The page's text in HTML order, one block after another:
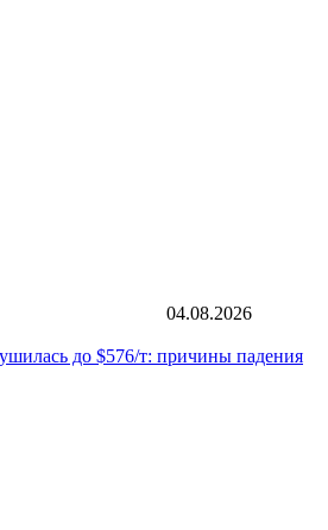
04.08.2026
до $576/т: причины падения